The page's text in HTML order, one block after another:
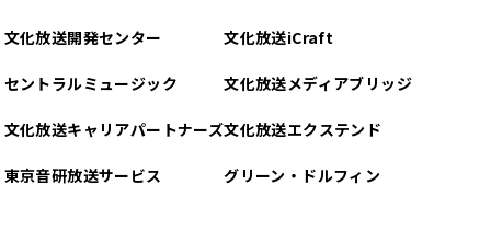
文化放送開発センター
セントラルミュージック
文化放送キャリアパートナーズ
東京音研放送サービス
文化放送iCraft
文化放送メディアブリッジ
文化放送エクステンド
グリーン・ドルフィン